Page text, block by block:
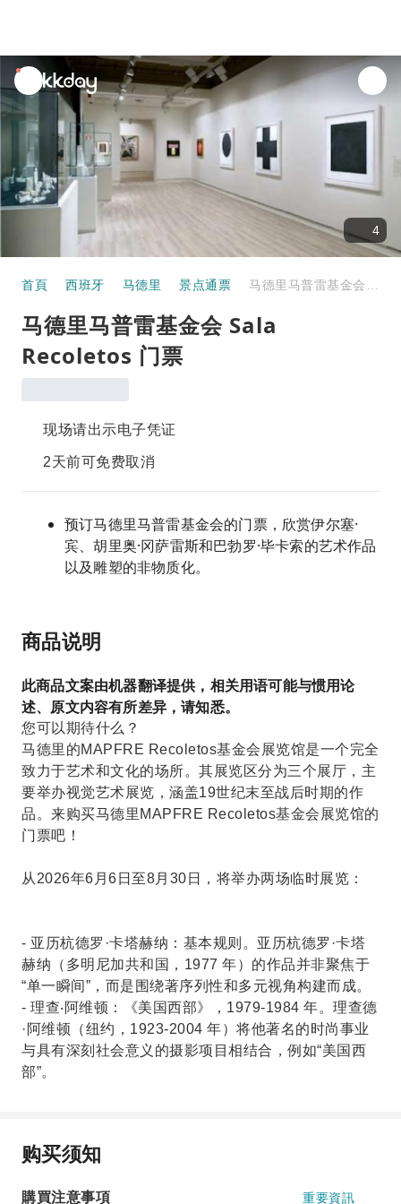
unread
notifications
4
首頁 西班牙 马德里 景点通票
马德里马普雷基金会 Sala
Recoletos 门票
现场请出示电子凭证
2天前可免费取消
预订马德里马普雷基金会的门票，欣赏伊尔塞·
宾、胡里奥·冈萨雷斯和巴勃罗·毕卡索的艺术作品
以及雕塑的非物质化。
商品说明
此商品文案由机器翻译提供，相关用语可能与惯用论
述、原文内容有所差异，请知悉。
您可以期待什么？
马德里的MAPFRE Recoletos基金会展览馆是一个完全
致力于艺术和文化的场所。其展览区分为三个展厅，主
要举办视觉艺术展览，涵盖19世纪末至战后时期的作
品。来购买马德里MAPFRE Recoletos基金会展览馆的
门票吧！
从2026年6月6日至8月30日，将举办两场临时展览：
- 亚历杭德罗·卡塔赫纳：基本规则。亚历杭德罗·卡塔
赫纳（多明尼加共和国，1977 年）的作品并非聚焦于
“单一瞬间”，而是围绕著序列性和多元视角构建而成。
- 理查‧阿维顿：《美国西部》，1979-1984 年。理查德
·阿维顿（纽约，1923-2004 年）将他著名的时尚事业
与具有深刻社会意义的摄影项目相结合，例如“美国西
部”。
购买须知
購買注意事項 重要資訊